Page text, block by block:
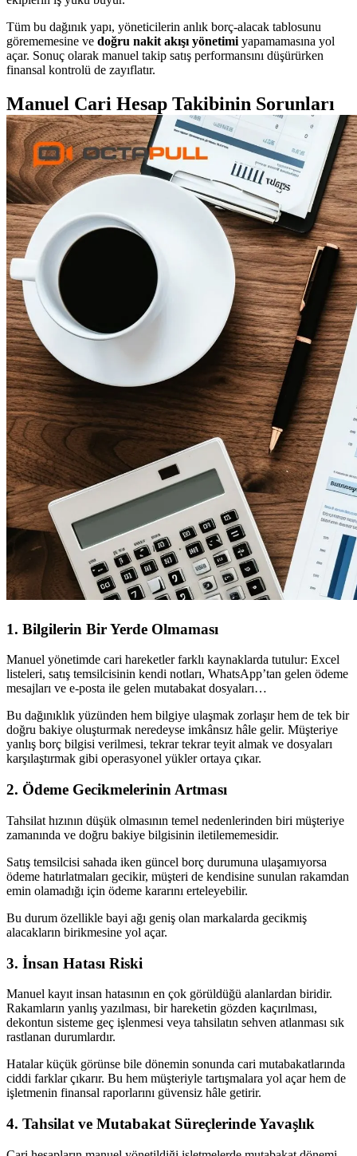
Tüm bu dağınık yapı, yöneticilerin anlık borç-alacak tablosunu
görememesine ve doğru nakit akışı yönetimiyapamamasına yol
açar. Sonuç olarak manuel takip satış performansını düşürürken
finansal kontrolü de zayıflatır.
Manuel Cari Hesap Takibinin Sorunları
1. Bilgilerin Bir Yerde Olmaması
Manuel yönetimde cari hareketler farklı kaynaklarda tutulur: Excel
listeleri, satış temsilcisinin kendi notları, WhatsApp’tan gelen ödeme
mesajları ve e-posta ile gelen mutabakat dosyaları…
Bu dağınıklık yüzünden hem bilgiye ulaşmak zorlaşır hem de tek bir
doğru bakiye oluşturmak neredeyse imkânsız hâle gelir. Müşteriye
yanlış borç bilgisi verilmesi, tekrar tekrar teyit almak ve dosyaları
karşılaştırmak gibi operasyonel yükler ortaya çıkar.
2. Ödeme Gecikmelerinin Artması
Tahsilat hızının düşük olmasının temel nedenlerinden biri müşteriye
zamanında ve doğru bakiye bilgisinin iletilememesidir.
Satış temsilcisi sahada iken güncel borç durumuna ulaşamıyorsa
ödeme hatırlatmaları gecikir, müşteri de kendisine sunulan rakamdan
emin olamadığı için ödeme kararını erteleyebilir.
Bu durum özellikle bayi ağı geniş olan markalarda gecikmiş
alacakların birikmesine yol açar.
3. İnsan Hatası Riski
Manuel kayıt insan hatasının en çok görüldüğü alanlardan biridir.
Rakamların yanlış yazılması, bir hareketin gözden kaçırılması,
dekontun sisteme geç işlenmesi veya tahsilatın sehven atlanması sık
rastlanan durumlardır.
Hatalar küçük görünse bile dönemin sonunda cari mutabakatlarında
ciddi farklar çıkarır. Bu hem müşteriyle tartışmalara yol açar hem de
işletmenin finansal raporlarını güvensiz hâle getirir.
4. Tahsilat ve Mutabakat Süreçlerinde Yavaşlık